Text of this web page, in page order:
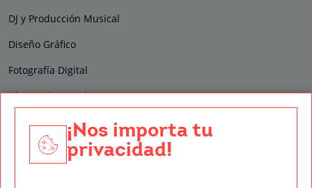
DJ y Producción Musical
Diseño Gráfico
Fotografía Digital
Técnico de Sonido
Edición y Postproducción de Vídeo
Nuestros sellos de calidad
¡Nos importa tu
privacidad!